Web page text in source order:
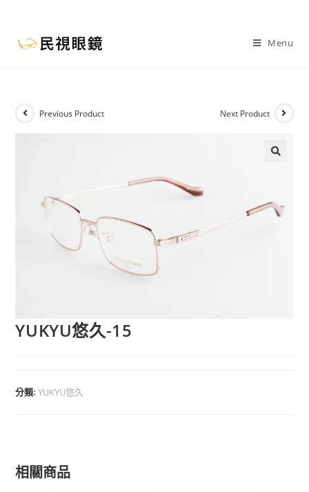
Menu
Previous Product Next Product
YUKYU悠久-15
分類:YUKYU悠久
相關商品